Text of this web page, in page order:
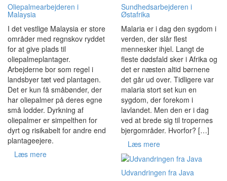
Oliepalmearbejderen i
Malaysia
I det vestlige Malaysia er store
områder med regnskov ryddet
for at give plads til
oliepalmeplantager.
Arbejderne bor som regel i
landsbyer tæt ved plantagen.
Det er kun få småbønder, der
har oliepalmer på deres egne
små lodder. Dyrkning af
oliepalmer er simpelthen for
dyrt og risikabelt for andre end
plantageejere.
Læs mere
Sundhedsarbejderen i
Østafrika
Malaria er i dag den sygdom i
verden, der slår flest
mennesker ihjel. Langt de
fleste dødsfald sker i Afrika og
det er næsten altid børnene
det går ud over. Tidligere var
malaria stort set kun en
sygdom, der forekom i
lavlandet. Men den er i dag
ved at brede sig til tropernes
bjergområder. Hvorfor? […]
Læs mere
Udvandringen fra Java